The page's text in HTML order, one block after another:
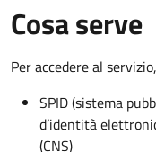
Cosa serve
Per accedere al
SPID (sistema
d’identità
(CNS)